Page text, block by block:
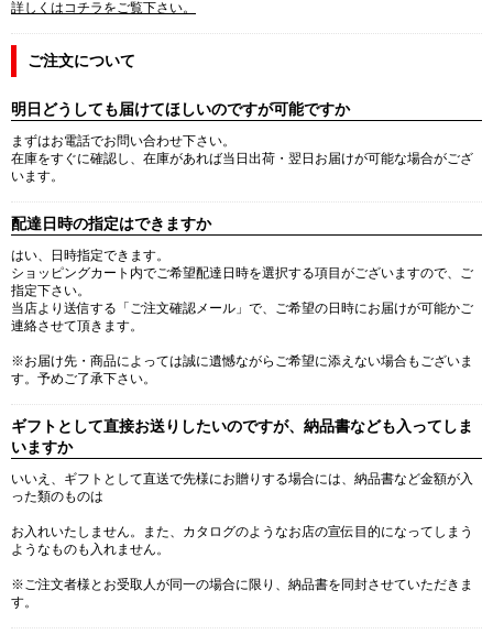
詳しくはコチラをご覧下さい。
ご注文について
明日どうしても届けてほしいのですが可能ですか
まずはお電話でお問い合わせ下さい。
在庫をすぐに確認し、在庫があれば当日出荷・翌日お届けが可能な場合がござ
います。
配達日時の指定はできますか
はい、日時指定できます。
ショッピングカート内でご希望配達日時を選択する項目がございますので、ご
指定下さい。
当店より送信する「ご注文確認メール」で、ご希望の日時にお届けが可能かご
連絡させて頂きます。
※お届け先・商品によっては誠に遺憾ながらご希望に添えない場合もございま
す。予めご了承下さい。
ギフトとして直接お送りしたいのですが、納品書なども入ってしま
いますか
いいえ、ギフトとして直送で先様にお贈りする場合には、納品書など金額が入
った類のものは
お入れいたしません。また、カタログのようなお店の宣伝目的になってしまう
ようなものも入れません。
※ご注文者様とお受取人が同一の場合に限り、納品書を同封させていただきま
す。